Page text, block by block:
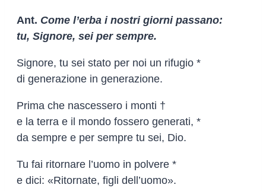
Ant. Come l’erba i nostri giorni passano:
tu, Signore, sei per sempre.
Signore, tu sei stato per noi un rifugio *
di generazione in generazione.
Prima che nascessero i monti †
e la terra e il mondo fossero generati, *
da sempre e per sempre tu sei, Dio.
Tu fai ritornare l’uomo in polvere *
e dici: «Ritornate, figli dell’uomo».